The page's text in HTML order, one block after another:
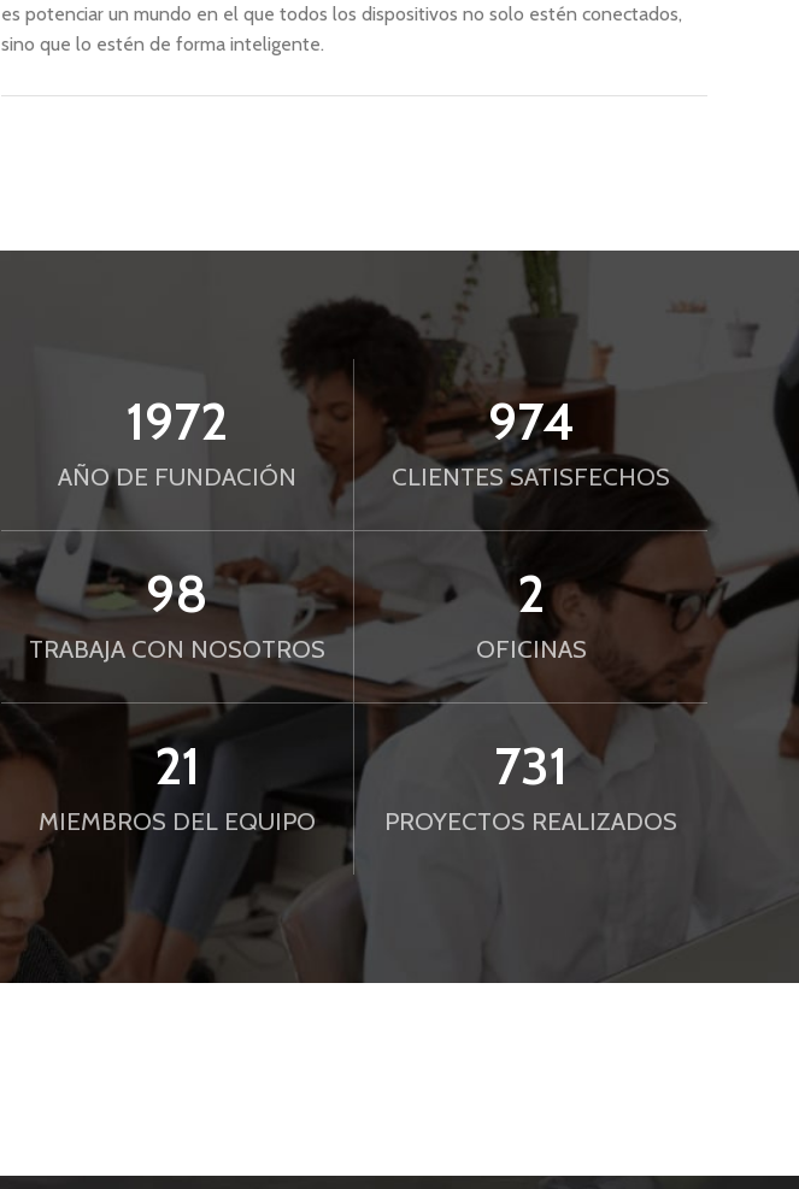
es potenciar un mundo en el que todos los dispositivos no solo estén conectados,
sino que lo estén de forma inteligente.
2025
AÑO DE FUNDACIÓN
1000
CLIENTES SATISFECHOS
100
TRABAJA CON NOSOTROS
2
OFICINAS
21
MIEMBROS DEL EQUIPO
750
PROYECTOS REALIZADOS